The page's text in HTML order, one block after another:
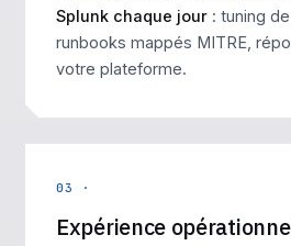
Splunk chaque jour : tuning
runbooks mappés MITRE,
votre plateforme.
03 ·
Expérience